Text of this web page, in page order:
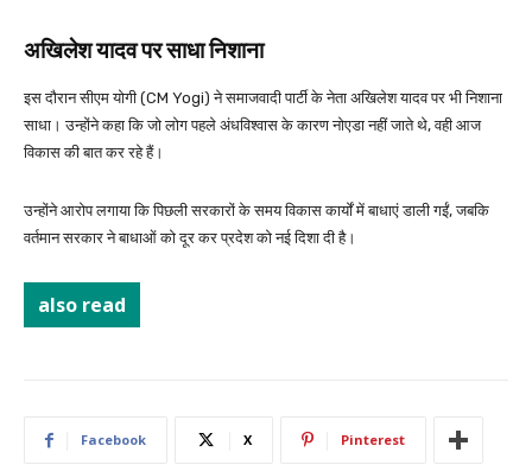
अखिलेश यादव पर साधा निशाना
इस दौरान सीएम योगी (CM Yogi) ने समाजवादी पार्टी के नेता अखिलेश यादव पर भी निशाना
साधा। उन्होंने कहा कि जो लोग पहले अंधविश्वास के कारण नोएडा नहीं जाते थे, वही आज
विकास की बात कर रहे हैं।
उन्होंने आरोप लगाया कि पिछली सरकारों के समय विकास कार्यों में बाधाएं डाली गईं, जबकि
वर्तमान सरकार ने बाधाओं को दूर कर प्रदेश को नई दिशा दी है।
also read
Facebook X Pinterest